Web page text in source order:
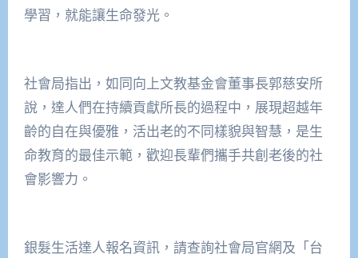
學習，就能讓生命發光。
社會局指出，如同向上文教基金會董事長郭慈安所
說，達人們在持續貢獻所長的過程中，展現超越年
齡的自在與優雅，活出老的不同樣貌與智慧，是生
命教育的最佳示範，歡迎長輩們攜手共創老後的社
會影響力。
銀髮生活達人報名資訊，請查詢社會局官網及「台